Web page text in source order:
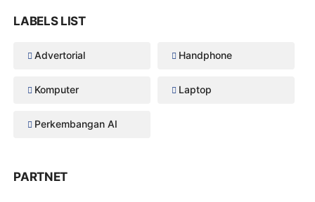
LABELS LIST
Advertorial Handphone
Komputer Laptop
Perkembangan AI
PARTNET